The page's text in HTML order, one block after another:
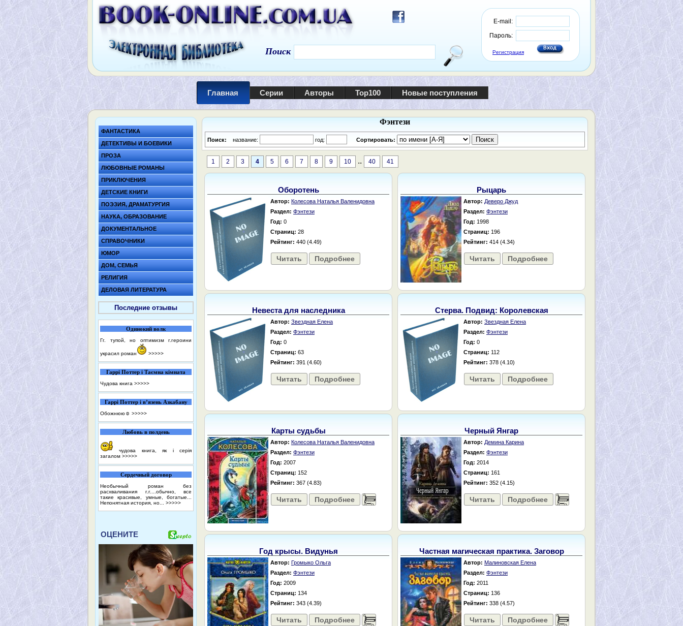
E-mail:
Пароль:
Регистрация
Поиск
Главная Серии Авторы Top100 Новые поступления
ФАНТАСТИКА
ДЕТЕКТИВЫ И БОЕВИКИ
ПРОЗА
ЛЮБОВНЫЕ РОМАНЫ
ПРИКЛЮЧЕНИЯ
ДЕТСКИЕ КНИГИ
ПОЭЗИЯ, ДРАМАТУРГИЯ
НАУКА, ОБРАЗОВАНИЕ
ДОКУМЕНТАЛЬНОЕ
СПРАВОЧНИКИ
ЮМОР
ДОМ, СЕМЬЯ
РЕЛИГИЯ
ДЕЛОВАЯ ЛИТЕРАТУРА
Последние отзывы
Одинокий волк
Гг. тупой, но оптимизм г.героини
украсил роман >>>>>
Гаррі Поттер і Таємна кімната
Чудова книга >>>>>
Гаррі Поттер і в’язень Азкабану
Обожнюю☺️ >>>>>
Любовь в полдень
чудова книга, як і серія
загалом >>>>>
Сердечный договор
Необычный роман без
расхваливания г.г....обычно, все
такие красивые, умные, богатые...
Непонятная история, но... >>>>>
ОЦЕНИТЕ
Фэнтези
Поиск: название: год: Сортировать:
1 2 3 4 5 6 7 8 9 10 .. 40 41
Оборотень
Автор: Колесова Наталья Валенидовна
Раздел: Фэнтези
Год: 0
Страниц: 28
Рейтинг: 440 (4.49)
Читать Подробнее
Рыцарь
Автор: Деверо Джуд
Раздел: Фэнтези
Год: 1998
Страниц: 196
Рейтинг: 414 (4.34)
Читать Подробнее
Невеста для наследника
Автор: Звездная Елена
Раздел: Фэнтези
Год: 0
Страниц: 63
Рейтинг: 391 (4.60)
Читать Подробнее
Стерва. Подвид: Королевская
Автор: Звездная Елена
Раздел: Фэнтези
Год: 0
Страниц: 112
Рейтинг: 378 (4.10)
Читать Подробнее
Карты судьбы
Автор: Колесова Наталья Валенидовна
Раздел: Фэнтези
Год: 2007
Страниц: 152
Рейтинг: 367 (4.83)
Читать Подробнее ......
Черный Янгар
Автор: Демина Карина
Раздел: Фэнтези
Год: 2014
Страниц: 161
Рейтинг: 352 (4.15)
Читать Подробнее ......
Год крысы. Видунья
Автор: Громыко Ольга
Раздел: Фэнтези
Год: 2009
Страниц: 134
Рейтинг: 343 (4.39)
Читать Подробнее ......
Частная магическая практика. Заговор
Автор: Малиновская Елена
Раздел: Фэнтези
Год: 2011
Страниц: 136
Рейтинг: 338 (4.57)
Читать Подробнее ......